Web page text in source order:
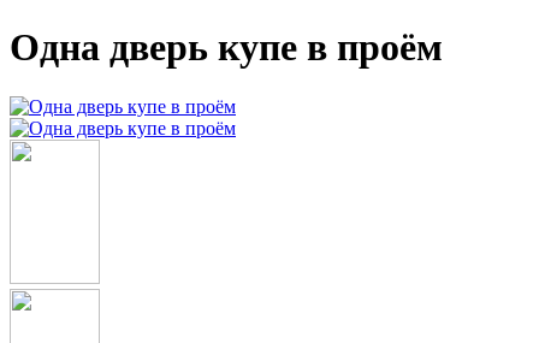
Одна дверь купе в проём